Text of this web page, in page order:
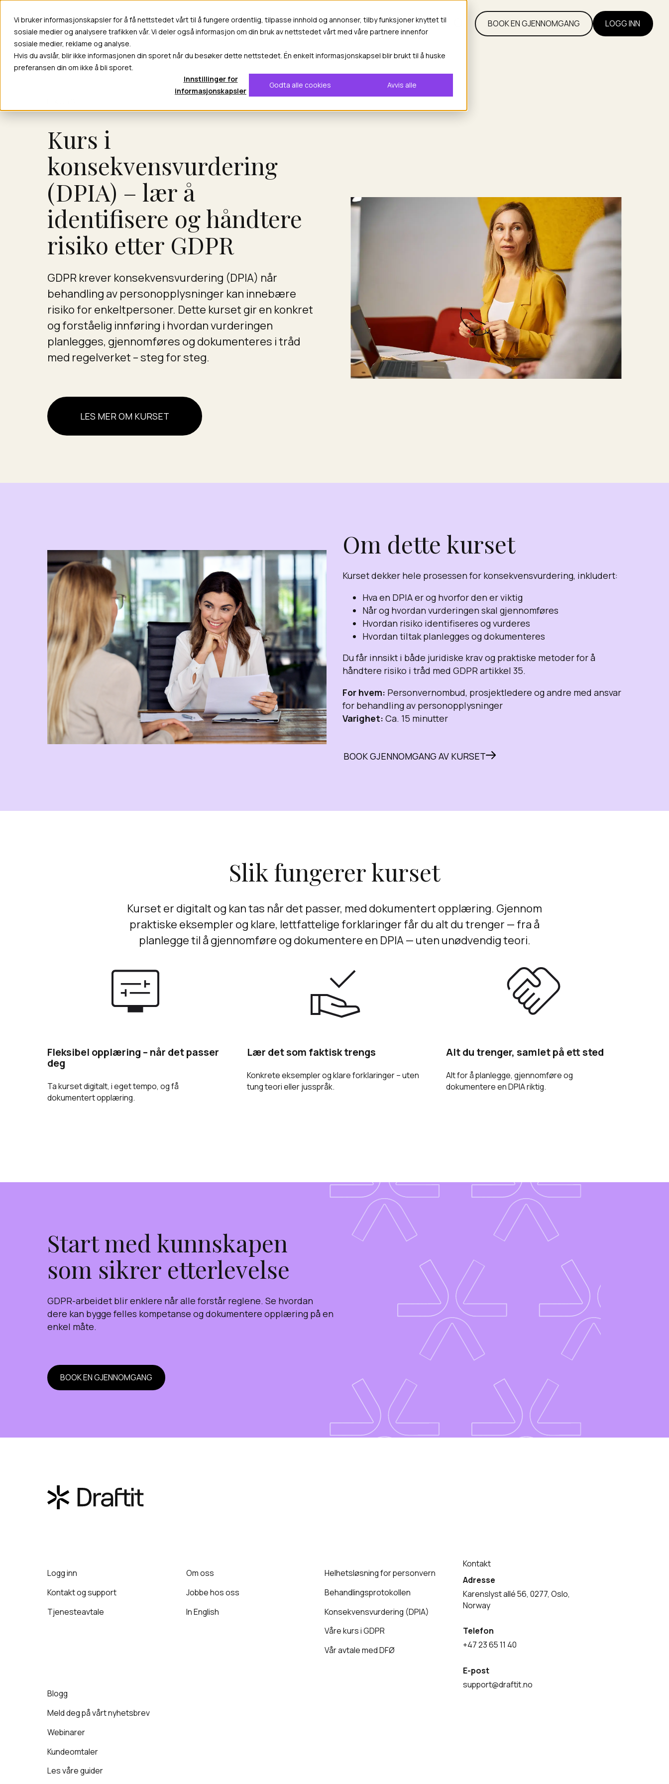
Vi bruker informasjonskapsler for å få nettstedet vårt til å fungere ordentlig, tilpasse innhold og annonser, tilby funksjoner knyttet til
sosiale medier og analysere trafikken vår. Vi deler også informasjon om din bruk av nettstedet vårt med våre partnere innenfor
sosiale medier, reklame og analyse.
Hvis du avslår, blir ikke informasjonen din sporet når du besøker dette nettstedet. Én enkelt informasjonskapsel blir brukt til å huske
preferansen din om ikke å bli sporet.
Innstillinger for
informasjonskapsler
Godta alle cookies Avvis alle
Våre løsninger Kunnskapssenter Suksesshistorier BOOK EN GJENNOMGANG LOGG INN
Kurs i
konsekvensvurdering
(DPIA) – lær å
identifisere og håndtere
risiko etter GDPR
GDPR krever konsekvensvurdering (DPIA) når
behandling av personopplysninger kan innebære
risiko for enkeltpersoner. Dette kurset gir en konkret
og forståelig innføring i hvordan vurderingen
planlegges, gjennomføres og dokumenteres i tråd
med regelverket – steg for steg.
LES MER OM KURSET
Om dette kurset
Kurset dekker hele prosessen for konsekvensvurdering, inkludert:
Hva en DPIA er og hvorfor den er viktig
Når og hvordan vurderingen skal gjennomføres
Hvordan risiko identifiseres og vurderes
Hvordan tiltak planlegges og dokumenteres
Du får innsikt i både juridiske krav og praktiske metoder for å
håndtere risiko i tråd med GDPR artikkel 35.
For hvem: Personvernombud, prosjektledere og andre med ansvar
for behandling av personopplysninger
Varighet: Ca. 15 minutter
BOOK GJENNOMGANG AV KURSET
Slik fungerer kurset
Kurset er digitalt og kan tas når det passer, med dokumentert opplæring. Gjennom
praktiske eksempler og klare, lettfattelige forklaringer får du alt du trenger — fra å
planlegge til å gjennomføre og dokumentere en DPIA — uten unødvendig teori.
Fleksibel opplæring – når det passer
deg
Ta kurset digitalt, i eget tempo, og få
dokumentert opplæring.
Lær det som faktisk trengs
Konkrete eksempler og klare forklaringer – uten
tung teori eller jusspråk.
Alt du trenger, samlet på ett sted
Alt for å planlegge, gjennomføre og
dokumentere en DPIA riktig.
Start med kunnskapen
som sikrer etterlevelse
GDPR-arbeidet blir enklere når alle forstår reglene. Se hvordan
dere kan bygge felles kompetanse og dokumentere opplæring på en
enkel måte.
BOOK EN GJENNOMGANG
Logg inn
Kontakt og support
Tjenesteavtale
Om oss
Jobbe hos oss
In English
Helhetsløsning for personvern
Behandlingsprotokollen
Konsekvensvurdering (DPIA)
Våre kurs i GDPR
Vår avtale med DFØ
Blogg
Meld deg på vårt nyhetsbrev
Webinarer
Kundeomtaler
Les våre guider
Kontakt
Adresse
Karenslyst allé 56, 0277, Oslo,
Norway
Telefon
+47 23 65 11 40
E-post
support@draftit.no